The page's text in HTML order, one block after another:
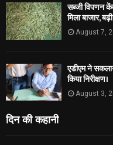
सब्जी विपणन
मिला बाजार,
August 7,
एडीएम ने
किया निरीक्षण।
August 3,
दिन की कहानी